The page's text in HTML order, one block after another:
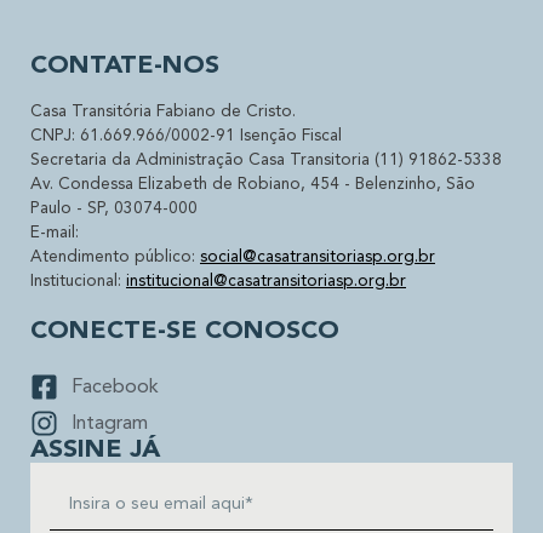
CONTATE-NOS
Casa Transitória Fabiano de Cristo.
CNPJ: 61.669.966/0002-91 Isenção Fiscal
Secretaria da Administração Casa Transitoria (11) 91862-5338
Av. Condessa Elizabeth de Robiano, 454 - Belenzinho, São
Paulo - SP, 03074-000
E-mail:
Atendimento público: social@casatransitoriasp.org.br
Institucional: institucional@casatransitoriasp.org.br
CONECTE-SE CONOSCO
Facebook
Intagram
ASSINE JÁ